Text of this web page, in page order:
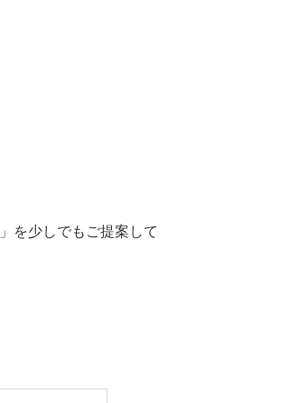
を少しでもご提案して